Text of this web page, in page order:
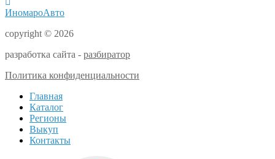
ИномароАвто
copyright © 2026
разработка сайта - разбиратор
Политика конфиденциальности
Главная
Каталог
Регионы
Выкуп
Контакты